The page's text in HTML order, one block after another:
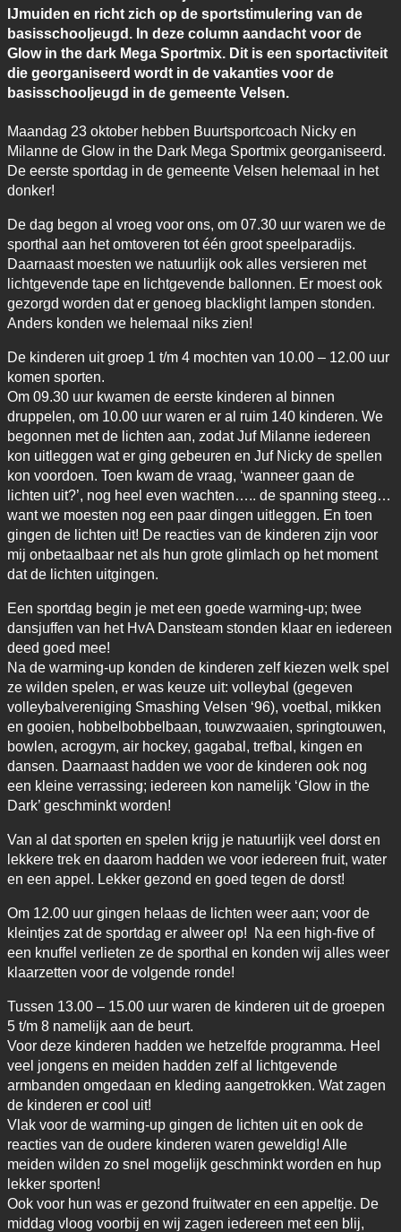
IJmuiden en richt zich op de sportstimulering van de
basisschooljeugd. In deze column aandacht voor de
Glow in the dark Mega Sportmix. Dit is een sportactiviteit
die georganiseerd wordt in de vakanties voor de
basisschooljeugd in de gemeente Velsen.
Maandag 23 oktober hebben Buurtsportcoach Nicky en
Milanne de Glow in the Dark Mega Sportmix georganiseerd.
De eerste sportdag in de gemeente Velsen helemaal in het
donker!
De dag begon al vroeg voor ons, om 07.30 uur waren we de
sporthal aan het omtoveren tot één groot speelparadijs.
Daarnaast moesten we natuurlijk ook alles versieren met
lichtgevende tape en lichtgevende ballonnen. Er moest ook
gezorgd worden dat er genoeg blacklight lampen stonden.
Anders konden we helemaal niks zien!
De kinderen uit groep 1 t/m 4 mochten van 10.00 – 12.00 uur
komen sporten.
Om 09.30 uur kwamen de eerste kinderen al binnen
druppelen, om 10.00 uur waren er al ruim 140 kinderen. We
begonnen met de lichten aan, zodat Juf Milanne iedereen
kon uitleggen wat er ging gebeuren en Juf Nicky de spellen
kon voordoen. Toen kwam de vraag, ‘wanneer gaan de
lichten uit?’, nog heel even wachten….. de spanning steeg…
want we moesten nog een paar dingen uitleggen. En toen
gingen de lichten uit! De reacties van de kinderen zijn voor
mij onbetaalbaar net als hun grote glimlach op het moment
dat de lichten uitgingen.
Een sportdag begin je met een goede warming-up; twee
dansjuffen van het HvA Dansteam stonden klaar en iedereen
deed goed mee!
Na de warming-up konden de kinderen zelf kiezen welk spel
ze wilden spelen, er was keuze uit: volleybal (gegeven
volleybalvereniging Smashing Velsen ‘96), voetbal, mikken
en gooien, hobbelbobbelbaan, touwzwaaien, springtouwen,
bowlen, acrogym, air hockey, gagabal, trefbal, kingen en
dansen. Daarnaast hadden we voor de kinderen ook nog
een kleine verrassing; iedereen kon namelijk ‘Glow in the
Dark’ geschminkt worden!
Van al dat sporten en spelen krijg je natuurlijk veel dorst en
lekkere trek en daarom hadden we voor iedereen fruit, water
en een appel. Lekker gezond en goed tegen de dorst!
Om 12.00 uur gingen helaas de lichten weer aan; voor de
kleintjes zat de sportdag er alweer op! Na een high-five of
een knuffel verlieten ze de sporthal en konden wij alles weer
klaarzetten voor de volgende ronde!
Tussen 13.00 – 15.00 uur waren de kinderen uit de groepen
5 t/m 8 namelijk aan de beurt.
Voor deze kinderen hadden we hetzelfde programma. Heel
veel jongens en meiden hadden zelf al lichtgevende
armbanden omgedaan en kleding aangetrokken. Wat zagen
de kinderen er cool uit!
Vlak voor de warming-up gingen de lichten uit en ook de
reacties van de oudere kinderen waren geweldig! Alle
meiden wilden zo snel mogelijk geschminkt worden en hup
lekker sporten!
Ook voor hun was er gezond fruitwater en een appeltje. De
middag vloog voorbij en wij zagen iedereen met een blij,